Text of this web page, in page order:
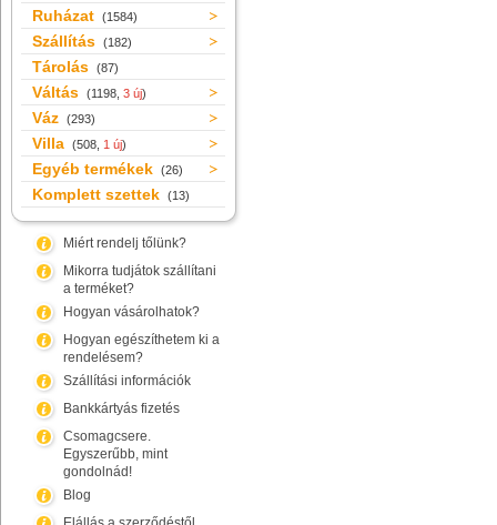
Ruházat (1584)
Szállítás (182)
Tárolás (87)
Váltás (1198, 3 új)
Váz (293)
Villa (508, 1 új)
Egyéb termékek (26)
Komplett szettek (13)
Miért rendelj tőlünk?
Mikorra tudjátok szállítani
a terméket?
Hogyan vásárolhatok?
Hogyan egészíthetem ki a
rendelésem?
Szállítási információk
Bankkártyás fizetés
Csomagcsere.
Egyszerűbb, mint
gondolnád!
Blog